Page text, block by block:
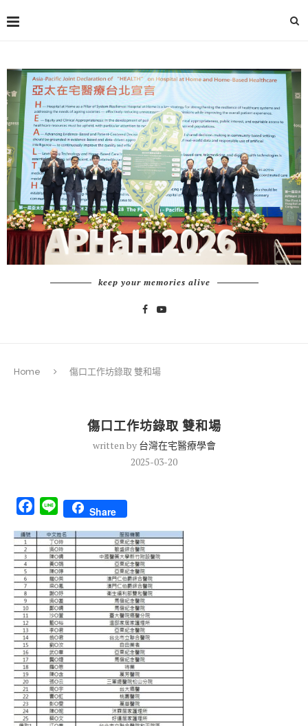
keep your memories alive
Home 傷口工作坊錄取 雙和場
傷口工作坊錄取 雙和場
written by 台灣在宅醫療學會
2025-03-20
Facebook
Line Share